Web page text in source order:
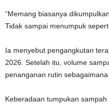
“Memang biasanya
Tidak sampai menumpuk
Ia menyebut pengangkutan
2026. Setelah itu, volume
penanganan rutin
Keberadaan tumpukan